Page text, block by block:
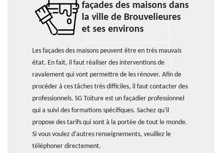
façades des maisons dans
la ville de Brouvelieures
et ses environs
Les façades des maisons peuvent être en très mauvais
état. En fait, il faut réaliser des interventions de
ravalement qui vont permettre de les rénover. Afin de
procéder à ces tâches très difficiles, il faut contacter des
professionnels. SG Toiture est un façadier professionnel
qui a suivi des formations spécifiques. Sachez qu'il
propose des tarifs qui sont à la portée de tout le monde.
Si vous voulez d'autres renseignements, veuillez le
téléphoner directement.